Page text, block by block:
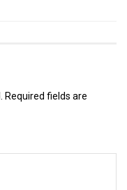
Required fields are